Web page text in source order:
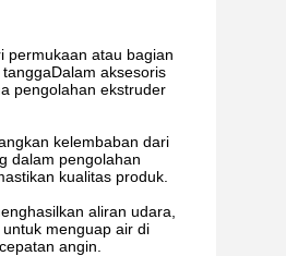
permukaan atau bagian
aksesoris
pengolahan ekstruder
kelembaban dari
dalam pengolahan
kualitas produk.
aliran udara,
menguap air di
angin.